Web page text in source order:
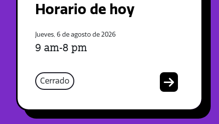
Horario de hoy
Jueves, 6 de agosto de 2026
9 am-8 pm
Cerrado